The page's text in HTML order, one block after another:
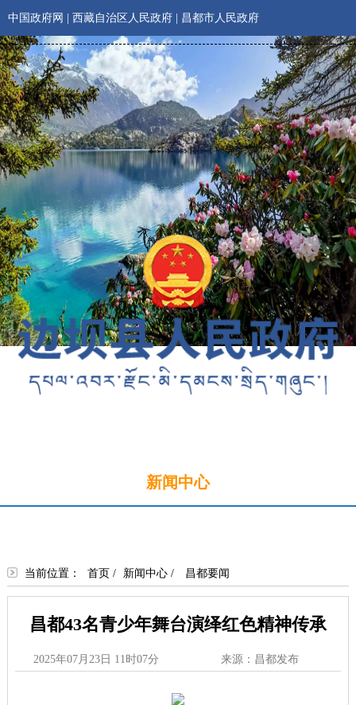
中国政府网 西藏自治区人民政府 昌都市人民政府
新闻中心
当前位置： 首页 / 新闻中心/ 昌都要闻
昌都43名青少年舞台演绎红色精神传承
2025年07月23日 11时07分 来源：昌都发布